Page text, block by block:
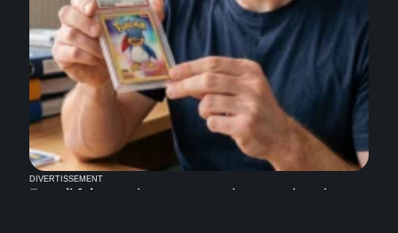
DIVERTISSEMENT
Faut-il faire grader sa carte pokemone les plus